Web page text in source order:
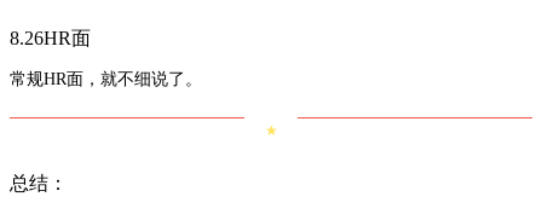
8.26HR面
常规HR面，就不细说了。
★
总结：